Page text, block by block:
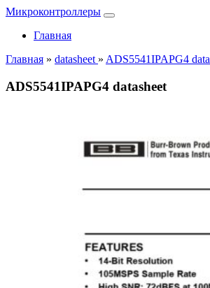
Микроконтроллеры
Главная
Главная » datasheet » ADS5541IPAPG4
ADS5541IPAPG4 datasheet